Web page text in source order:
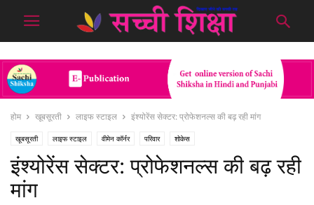
होम खूबसूरती लाइफ स्टाइल इंश्योरेंस सेक्टर: प्रोफेशनल्स की बढ़ रही मांग
खूबसूरती लाइफ स्टाइल वीमेन कॉर्नर परिवार शोकेस
इंश्योरेंस सेक्टर: प्रोफेशनल्स की बढ़ रही
मांग